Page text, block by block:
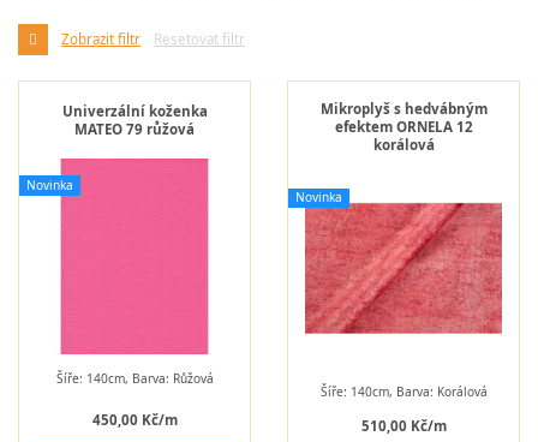
Zobrazit filtr Resetovat filtr
Univerzální koženka
MATEO 79 růžová
Novinka
Šíře: 140cm, Barva: Růžová
450,00 Kč/m
Mikroplyš s hedvábným
efektem ORNELA 12
korálová
Novinka
Šíře: 140cm, Barva: Korálová
510,00 Kč/m